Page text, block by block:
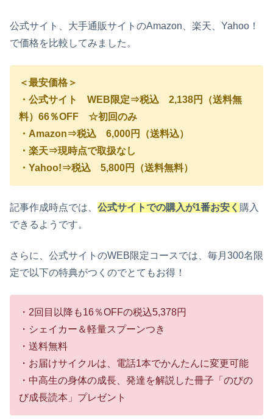
公式サイト、大手通販サイトのAmazon、楽天、Yahoo！
で価格を比較してみました。
＜最安価格＞
・公式サイト WEB限定⇒税込 2,138円（送料無
料）66％OFF ☆初回のみ
・Amazon⇒税込 6,000円（送料込）
・楽天⇒現時点で取扱なし
・Yahoo!⇒税込 5,800円（送料無料）
記事作成時点では、 公式サイトでの購入が1番お安く 購入
できるようです。
さらに、公式サイトのWEB限定コースでは、毎月300名限
定で以下の特典がつくのでとてもお得！
・2回目以降も16％OFFの税込5,378円
・シェイカー＆軽量スプーンつき
・送料無料
・お届けサイクルは、電話1本でかんたんに変更可能
・中高生の身体の成長、発達を解説した冊子「のびの
び成長読本」プレゼント